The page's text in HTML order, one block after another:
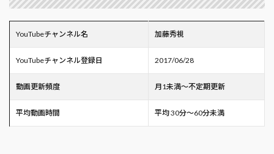
YouTubeチャンネル名 加藤秀視
YouTubeチャンネル登録日 2017/06/28
動画更新頻度 月1未満～不定期更新
平均動画時間 平均 30分～60分未満